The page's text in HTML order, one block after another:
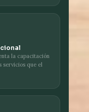
la capacitación
servicios que el